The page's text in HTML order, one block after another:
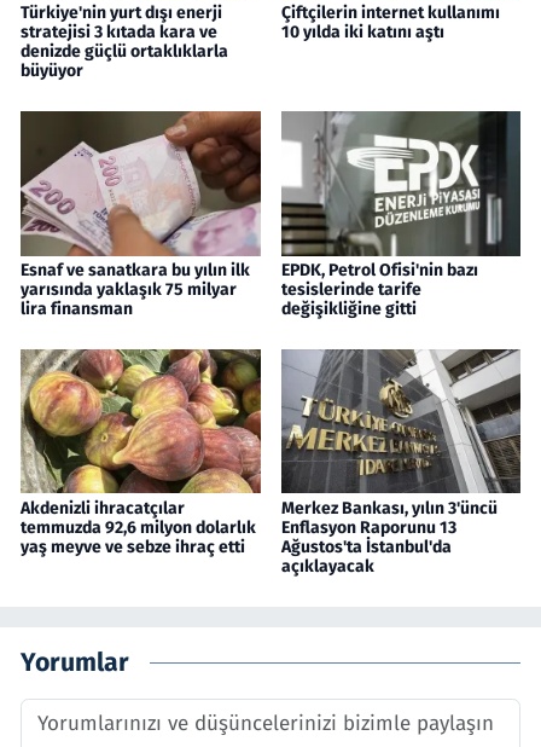
Türkiye'nin yurt dışı enerji
stratejisi 3 kıtada kara ve
denizde güçlü ortaklıklarla
büyüyor
Çiftçilerin internet kullanımı
10 yılda iki katını aştı
Esnaf ve sanatkara bu yılın ilk
yarısında yaklaşık 75 milyar
lira finansman
EPDK, Petrol Ofisi'nin bazı
tesislerinde tarife
değişikliğine gitti
Akdenizli ihracatçılar
temmuzda 92,6 milyon dolarlık
yaş meyve ve sebze ihraç etti
Merkez Bankası, yılın 3'üncü
Enflasyon Raporunu 13
Ağustos'ta İstanbul'da
açıklayacak
Yorumlar